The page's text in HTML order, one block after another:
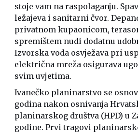
stoje vam na raspolaganju.
ležajeva i sanitarni čvor.
privatnom kupaonicom,
spremištem nudi dodatnu
Izvorska voda osvježava pri
električna mreža osigurava
svim uvjetima.
Ivanečko planinarstvo se
godina nakon osnivanja
planinarskog društva (HPD) u
godine. Prvi tragovi